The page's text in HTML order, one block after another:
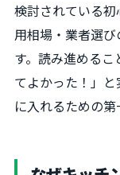
検討されている
用相場・業者選
す。読み進める
てよかった！」
に入れるための第